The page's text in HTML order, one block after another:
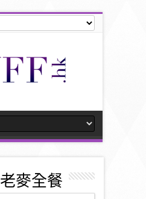
老麥全餐